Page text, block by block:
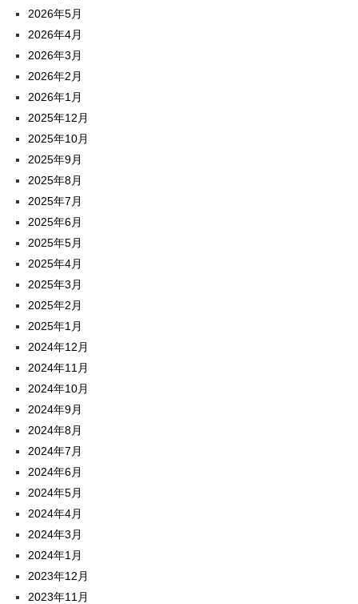
ー
シ
ョ
ン
2026年5月
2026年4月
2026年3月
2026年2月
2026年1月
2025年12月
2025年10月
2025年9月
2025年8月
2025年7月
2025年6月
2025年5月
2025年4月
2025年3月
2025年2月
2025年1月
2024年12月
2024年11月
2024年10月
2024年9月
2024年8月
2024年7月
2024年6月
2024年5月
2024年4月
2024年3月
2024年1月
2023年12月
2023年11月